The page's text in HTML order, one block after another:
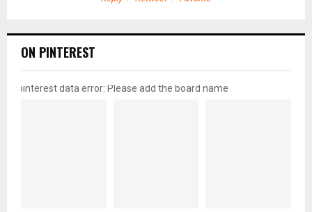
ON PINTEREST
pinterest data error: Please add the board name